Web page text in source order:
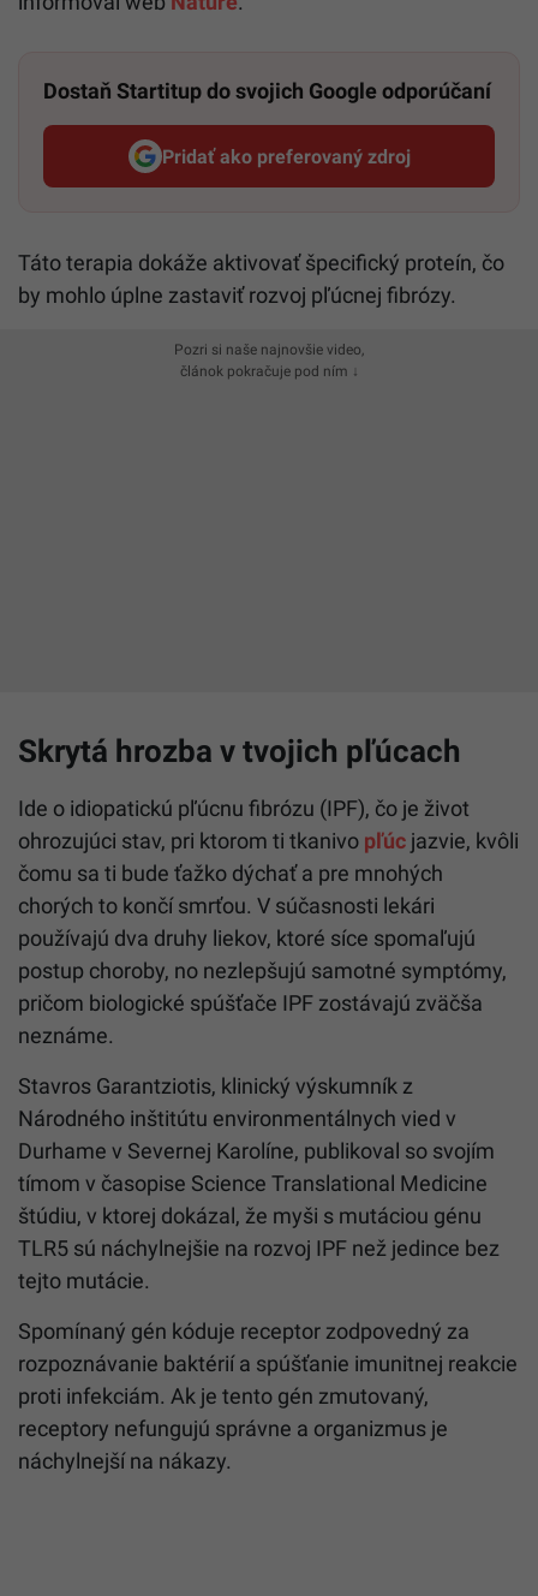
Dostaň Startitup do svojich Google odporúčaní
Pridať ako preferovaný zdroj
Startitup, odkaz sa otvorí v
Táto terapia dokáže aktivovať špecifický proteín, čo
by mohlo úplne zastaviť rozvoj pľúcnej fibrózy.
Pozri si naše najnovšie video,
článok pokračuje pod ním ↓
Skrytá hrozba v tvojich pľúcach
Ide o idiopatickú pľúcnu fibrózu (IPF), čo je život
ohrozujúci stav, pri ktorom ti tkanivo pľúc jazvie, kvôli
čomu sa ti bude ťažko dýchať a pre mnohých
chorých to končí smrťou. V súčasnosti lekári
používajú dva druhy liekov, ktoré síce spomaľujú
postup choroby, no nezlepšujú samotné symptómy,
pričom biologické spúšťače IPF zostávajú zväčša
neznáme.
Stavros Garantziotis, klinický výskumník z
Národného inštitútu environmentálnych vied v
Durhame v Severnej Karolíne, publikoval so svojím
tímom v časopise Science Translational Medicine
štúdiu, v ktorej dokázal, že myši s mutáciou génu
TLR5 sú náchylnejšie na rozvoj IPF než jedince bez
tejto mutácie.
Spomínaný gén kóduje receptor zodpovedný za
rozpoznávanie baktérií a spúšťanie imunitnej reakcie
proti infekciám. Ak je tento gén zmutovaný,
receptory nefungujú správne a organizmus je
náchylnejší na nákazy.